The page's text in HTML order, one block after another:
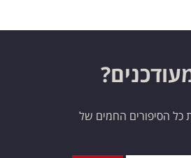
כל הסיפורים החמים של